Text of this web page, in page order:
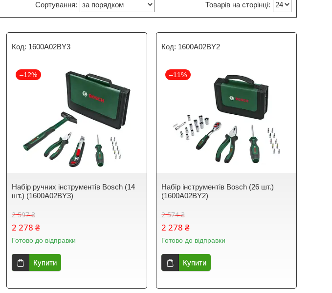
1600A02BY3
–12%
Набір ручних інструментів Bosch (14
шт.) (1600A02BY3)
2 597 ₴
2 278 ₴
Готово до відправки
Купити
1600A02BY2
–11%
Набір інструментів Bosch (26 шт.)
(1600A02BY2)
2 574 ₴
2 278 ₴
Готово до відправки
Купити